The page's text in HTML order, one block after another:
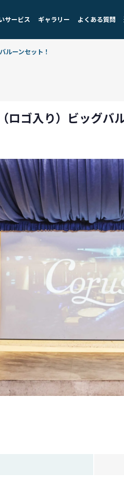
サービス ギャラリー よくある質問
ルーンセット！
ロゴ入り）ビッグバ